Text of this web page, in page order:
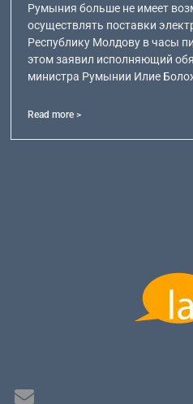
Румыния больше не имеет
осуществлять поставки
Республику Молдову в часы
этом заявил исполняющий
министра Румынии Илие
Read more >